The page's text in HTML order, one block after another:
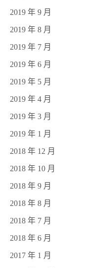
2019 年 9 月
2019 年 8 月
2019 年 7 月
2019 年 6 月
2019 年 5 月
2019 年 4 月
2019 年 3 月
2019 年 1 月
2018 年 12 月
2018 年 10 月
2018 年 9 月
2018 年 8 月
2018 年 7 月
2018 年 6 月
2017 年 1 月